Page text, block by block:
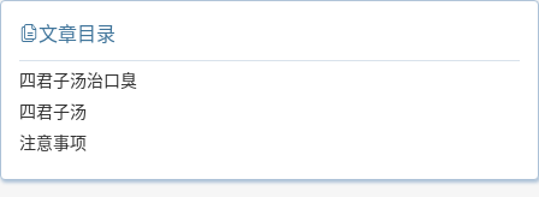
文章目录
四君子汤治口臭
四君子汤
注意事项